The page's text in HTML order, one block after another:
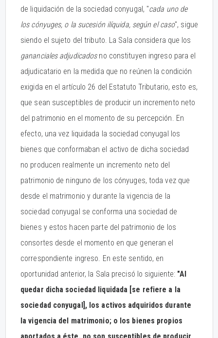
de liquidación de la sociedad conyugal, "cada uno de
los cónyuges, o la sucesión ilíquida, según el caso", sigue
siendo el sujeto del tributo. La Sala considera que los
gananciales adjudicadosno constituyen ingreso para el
adjudicatario en la medida que no reúnen la condición
exigida en el artículo 26 del Estatuto Tributario, esto es,
que sean susceptibles de producir un incremento neto
del patrimonio en el momento de su percepción. En
efecto, una vez liquidada la sociedad conyugal los
bienes que conformaban el activo de dicha sociedad
no producen realmente un incremento neto del
patrimonio de ninguno de los cónyuges, toda vez que
desde el matrimonio y durante la vigencia de la
sociedad conyugal se conforma una sociedad de
bienes y estos hacen parte del patrimonio de los
consortes desde el momento en que generan el
correspondiente ingreso. En este sentido, en
oportunidad anterior, la Sala precisó lo siguiente: "Al
quedar dicha sociedad liquidada [se refiere a la
sociedad conyugal], los activos adquiridos durante
la vigencia del matrimonio; o los bienes propios